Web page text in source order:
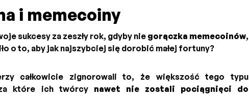
i memecoiny
sukcesy za zeszły rok, gdyby nie gorączka memecoinów,
o to, aby jak najszybciej się dorobić małej fortuny?
całkowicie zignorowali to, że większość tego typu
które ich twórcy nawet nie zostali pociągnięci do